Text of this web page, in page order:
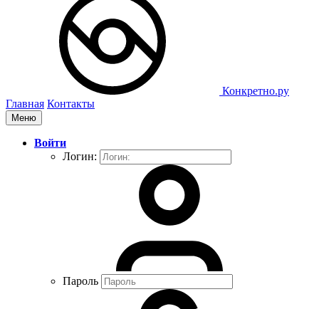
Конкретно.ру
Главная Контакты
Меню
Войти
Логин:
Пароль